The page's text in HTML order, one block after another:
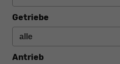
Getriebe
Antrieb